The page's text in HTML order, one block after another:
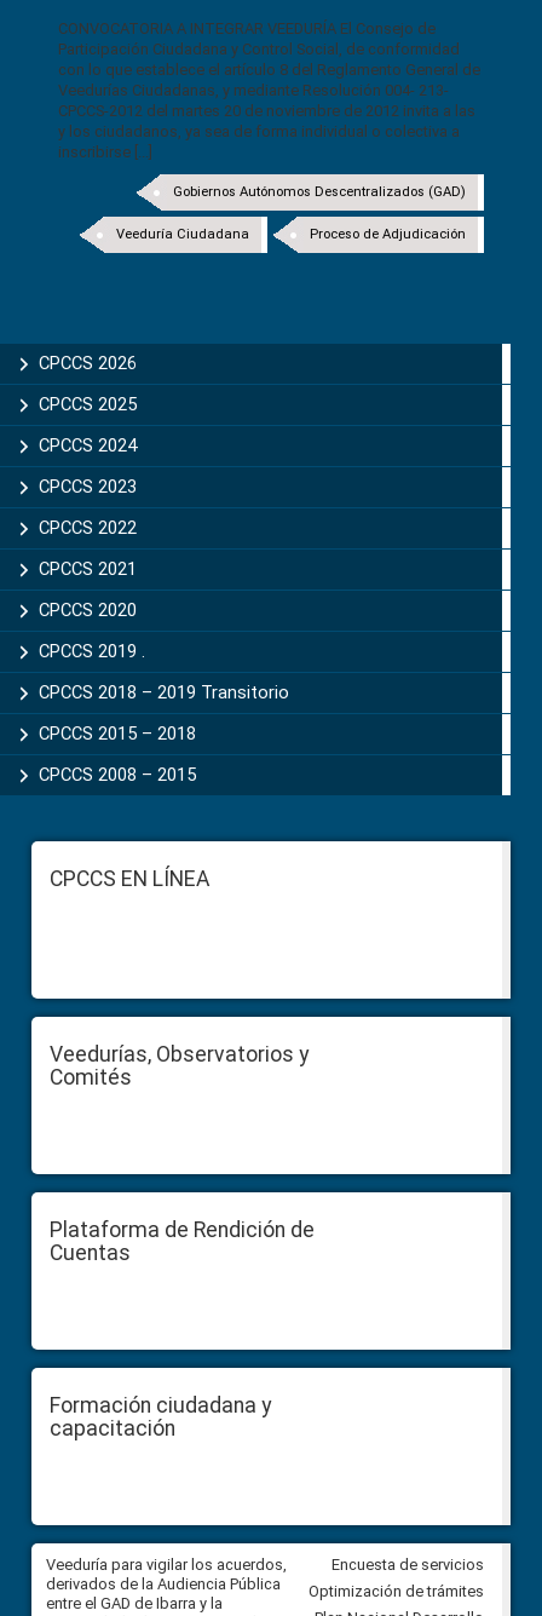
CONVOCATORIA A INTEGRAR VEEDURÍA El Consejo de
Participación Ciudadana y Control Social, de conformidad
con lo que establece el artículo 8 del Reglamento General de
Veedurías Ciudadanas, y mediante Resolución 004- 213-
CPCCS-2012 del martes 20 de noviembre de 2012 invita a las
y los ciudadanos, ya sea de forma individual o colectiva a
inscribirse [...]
Gobiernos Autónomos Descentralizados (GAD)
Proceso de Adjudicación
Veeduría Ciudadana
CPCCS 2026
CPCCS 2025
CPCCS 2024
CPCCS 2023
CPCCS 2022
CPCCS 2021
CPCCS 2020
CPCCS 2019 .
CPCCS 2018 – 2019 Transitorio
CPCCS 2015 – 2018
CPCCS 2008 – 2015
FooterCPCCS EN LÍNEA
Veedurías, Observatorios y
Comités
Plataforma de Rendición de
Cuentas
Formación ciudadana y
capacitación
Veeduría para vigilar los acuerdos,
derivados de la Audiencia Pública
entre el GAD de Ibarra y la
CPCCS convoca a Veeduría
Ciudadana para vigilar el
Encuesta de servicios
Optimización de trámites